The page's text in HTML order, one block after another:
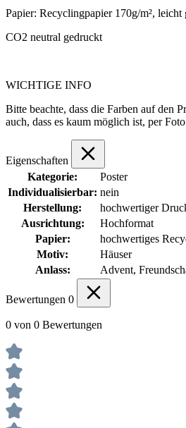
Papier: Recyclingpapier 170g/m²,
CO2 neutral gedruckt
WICHTIGE INFO
Bitte beachte, dass die Farben auf den
auch, dass es kaum möglich ist, per
Eigenschaften
Kategorie:
Poster
Individualisierbar: nein
Herstellung:
hochwertiger
Ausrichtung:
Hochformat
Papier:
hochwertiges
Motiv:
Häuser
Anlass:
Advent,
Bewertungen 0
0 von 0 Bewertungen